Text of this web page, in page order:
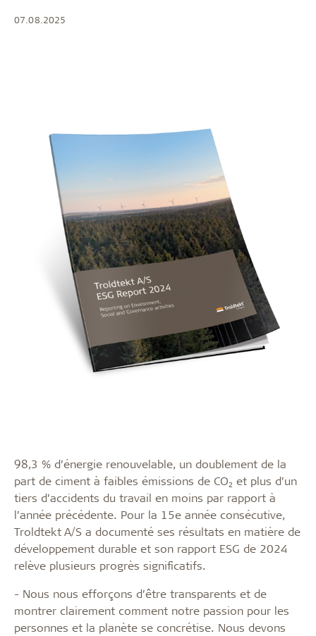
07.08.2025
98,3 % d’énergie renouvelable, un doublement de la
part de ciment à faibles émissions de CO₂ et plus d’un
tiers d’accidents du travail en moins par rapport à
l’année précédente. Pour la 15e année consécutive,
Troldtekt A/S a documenté ses résultats en matière de
développement durable et son rapport ESG de 2024
relève plusieurs progrès significatifs.
- Nous nous efforçons d’être transparents et de
montrer clairement comment notre passion pour les
personnes et la planète se concrétise. Nous devons